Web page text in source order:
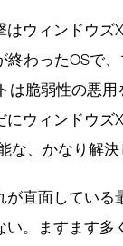
ウィンドウズ
終わったOSで
は脆弱性の悪
ウィンドウズ
な、かなり解決
直面している
。ますます多